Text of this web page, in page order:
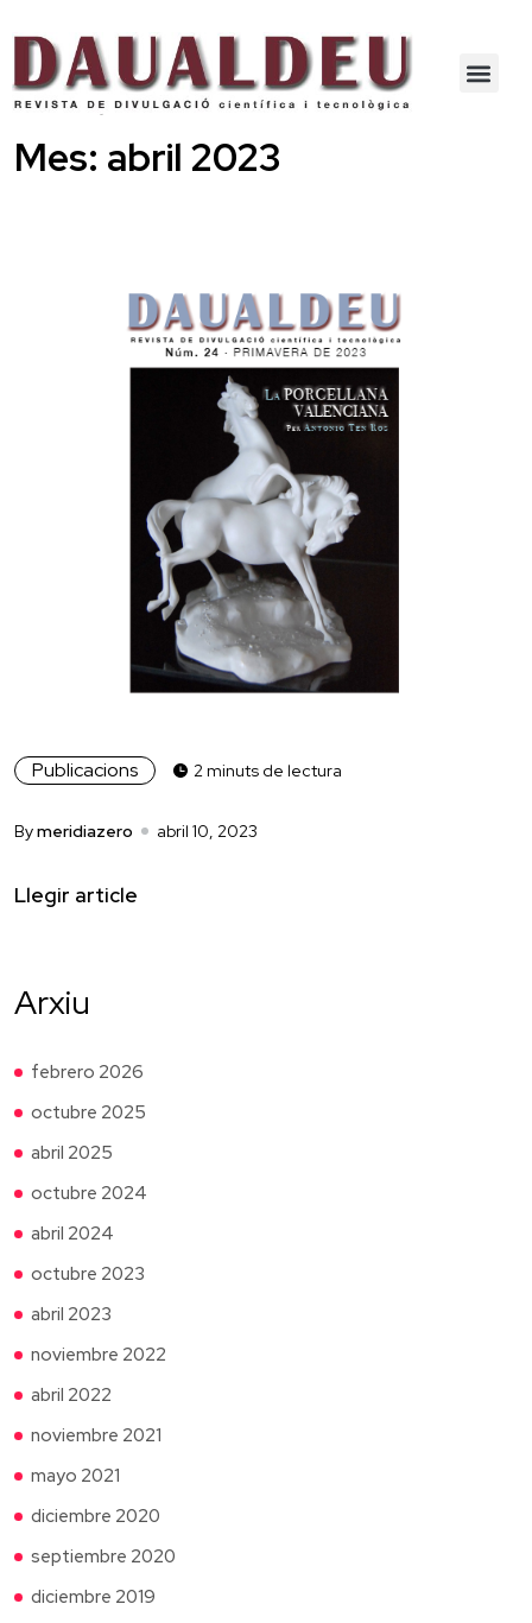
Mes: abril 2023
Publicacions 2 minuts de lectura
Bymeridiazero abril 10, 2023
Llegir article
Arxiu
febrero 2026
octubre 2025
abril 2025
octubre 2024
abril 2024
octubre 2023
abril 2023
noviembre 2022
abril 2022
noviembre 2021
mayo 2021
diciembre 2020
septiembre 2020
diciembre 2019